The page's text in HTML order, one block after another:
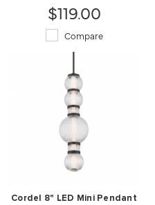
$119.00
Compare
Cordel 8" LED Mini Pendant